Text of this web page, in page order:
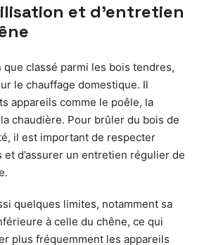
et d’entretien
classé parmi les bois tendres,
le chauffage domestique. Il
appareils comme le poêle, la
chaudière. Pour brûler du bois de
il est important de respecter
d’assurer un entretien régulier de
quelques limites, notamment sa
à celle du chêne, ce qui
plus fréquemment les appareils